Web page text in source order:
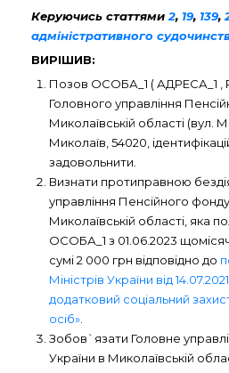
Керуючись статтями 2, 19, 139,
адміністративного
ВИРІШИВ:
Позов ОСОБА_1 ( АДРЕСА_1
Головного управління
Миколаївській області (вул.
Миколаїв, 54020,
задовольнити.
Визнати протиправною
управління Пенсійного
Миколаївській області, яка
ОСОБА_1 з 01.06.2023
сумі 2 000 грн відповідно до
Міністрів України від
додатковий соціальний
осіб»
Зобов`язати Головне
України в Миколаївській